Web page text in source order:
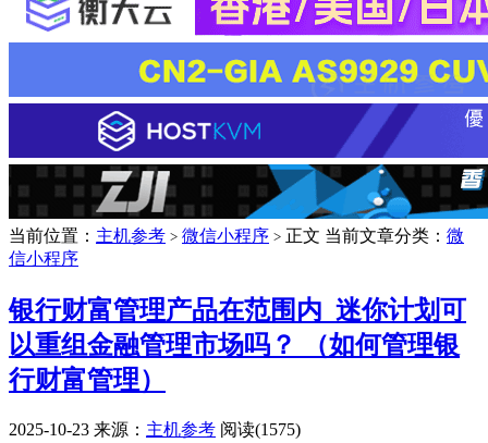
当前位置： 主机参考 > 微信小程序 > 正文 当前文章分类： 微
信小程序
银行财富管理产品在范围内_迷你计划可
以重组金融管理市场吗？ （如何管理银
行财富管理）
2025-10-23 来源： 主机参考 阅读(1575)